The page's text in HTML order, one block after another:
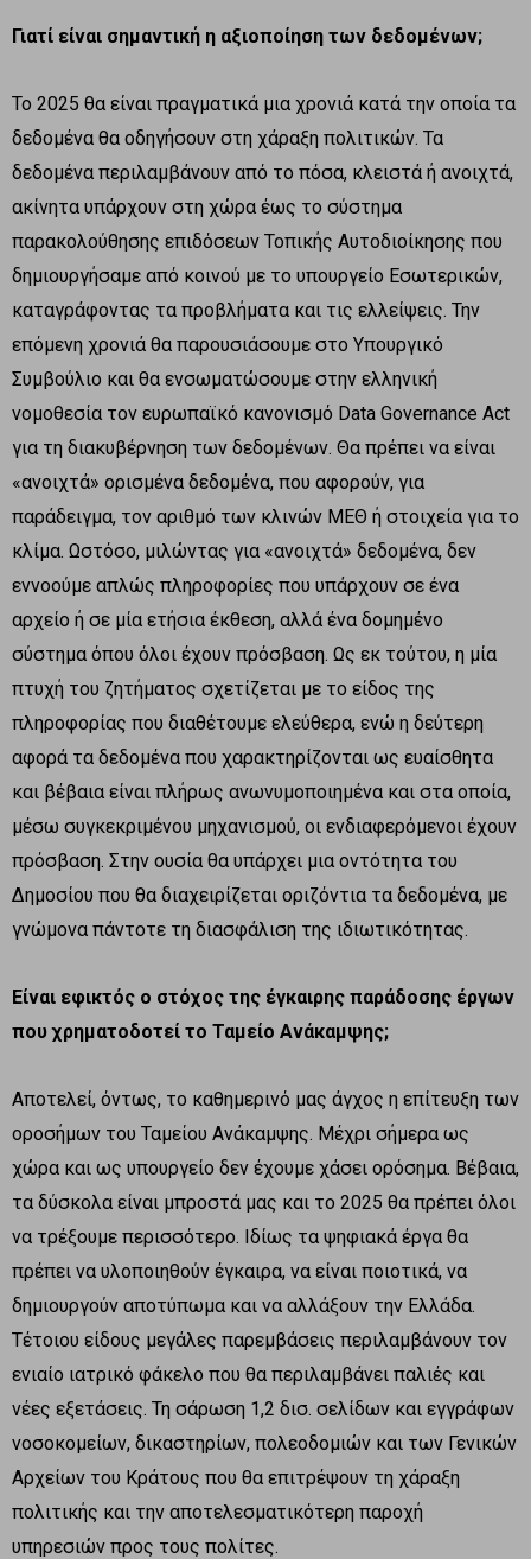
Γιατί είναι σημαντική η αξιοποίηση των δεδομένων;
Το 2025 θα είναι πραγματικά μια χρονιά κατά την οποία τα
δεδομένα θα οδηγήσουν στη χάραξη πολιτικών. Τα
δεδομένα περιλαμβάνουν από το πόσα, κλειστά ή ανοιχτά,
ακίνητα υπάρχουν στη χώρα έως το σύστημα
παρακολούθησης επιδόσεων Τοπικής Αυτοδιοίκησης που
δημιουργήσαμε από κοινού με το υπουργείο Εσωτερικών,
καταγράφοντας τα προβλήματα και τις ελλείψεις. Την
επόμενη χρονιά θα παρουσιάσουμε στο Υπουργικό
Συμβούλιο και θα ενσωματώσουμε στην ελληνική
νομοθεσία τον ευρωπαϊκό κανονισμό Data Governance Act
για τη διακυβέρνηση των δεδομένων. Θα πρέπει να είναι
«ανοιχτά» ορισμένα δεδομένα, που αφορούν, για
παράδειγμα, τον αριθμό των κλινών ΜΕΘ ή στοιχεία για το
κλίμα. Ωστόσο, μιλώντας για «ανοιχτά» δεδομένα, δεν
εννοούμε απλώς πληροφορίες που υπάρχουν σε ένα
αρχείο ή σε μία ετήσια έκθεση, αλλά ένα δομημένο
σύστημα όπου όλοι έχουν πρόσβαση. Ως εκ τούτου, η μία
πτυχή του ζητήματος σχετίζεται με το είδος της
πληροφορίας που διαθέτουμε ελεύθερα, ενώ η δεύτερη
αφορά τα δεδομένα που χαρακτηρίζονται ως ευαίσθητα
και βέβαια είναι πλήρως ανωνυμοποιημένα και στα οποία,
μέσω συγκεκριμένου μηχανισμού, οι ενδιαφερόμενοι έχουν
πρόσβαση. Στην ουσία θα υπάρχει μια οντότητα του
Δημοσίου που θα διαχειρίζεται οριζόντια τα δεδομένα, με
γνώμονα πάντοτε τη διασφάλιση της ιδιωτικότητας.
Είναι εφικτός ο στόχος της έγκαιρης παράδοσης έργων
που χρηματοδοτεί το Ταμείο Ανάκαμψης;
Αποτελεί, όντως, το καθημερινό μας άγχος η επίτευξη των
οροσήμων του Ταμείου Ανάκαμψης. Μέχρι σήμερα ως
χώρα και ως υπουργείο δεν έχουμε χάσει ορόσημα. Βέβαια,
τα δύσκολα είναι μπροστά μας και το 2025 θα πρέπει όλοι
να τρέξουμε περισσότερο. Ιδίως τα ψηφιακά έργα θα
πρέπει να υλοποιηθούν έγκαιρα, να είναι ποιοτικά, να
δημιουργούν αποτύπωμα και να αλλάξουν την Ελλάδα.
Τέτοιου είδους μεγάλες παρεμβάσεις περιλαμβάνουν τον
ενιαίο ιατρικό φάκελο που θα περιλαμβάνει παλιές και
νέες εξετάσεις. Τη σάρωση 1,2 δισ. σελίδων και εγγράφων
νοσοκομείων, δικαστηρίων, πολεοδομιών και των Γενικών
Αρχείων του Κράτους που θα επιτρέψουν τη χάραξη
πολιτικής και την αποτελεσματικότερη παροχή
υπηρεσιών προς τους πολίτες.